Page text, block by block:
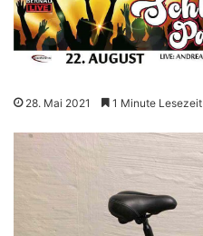
28. Mai 2021 1 Minute Lesezeit